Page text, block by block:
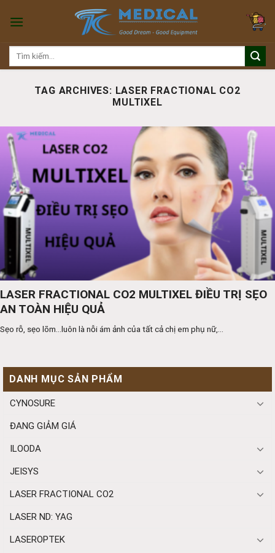
Tìm
TAG ARCHIVES: LASER FRACTIONAL CO2
MULTIXEL
LASER FRACTIONAL CO2 MULTIXEL ĐIỀU TRỊ SẸO
AN TOÀN HIỆU QUẢ
Sẹo rỗ, sẹo lõm…luôn là nỗi ám ảnh của tất cả chị em phụ nữ,...
DANH MỤC SẢN PHẨM
CYNOSURE
ĐANG GIẢM GIÁ
ILOODA
JEISYS
LASER FRACTIONAL CO2
LASER ND: YAG
LASEROPTEK